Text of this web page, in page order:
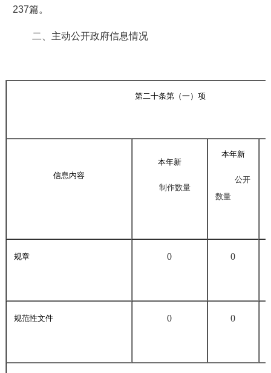
237篇。
二、主动公开政府信息情况
第二十条第（一）项
信息内容
本年新
制作数量
本年新
公开
数量
规章 0 0
规范性文件 0 0